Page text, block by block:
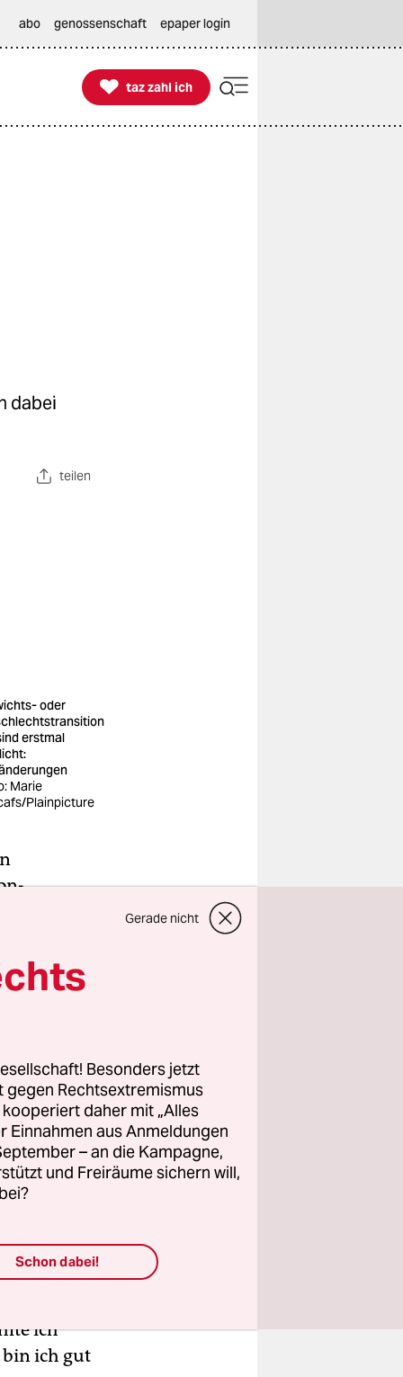
abo genossenschaft epaper login

taz zahl ich
taz zahl ich
dabei
teilen
oder
erstmal
Marie
Plainpicture
Verhältnis
die
ich
bin ich gut
Gerade nicht
Besonders jetzt
gegen Rechtsextremismus
daher mit „Alles
Einnahmen aus Anmeldungen
– an die Kampagne,
und Freiräume sichern will,
Schon dabei!